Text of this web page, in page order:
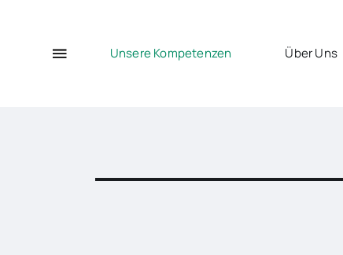
Unsere Kompetenzen Über Uns